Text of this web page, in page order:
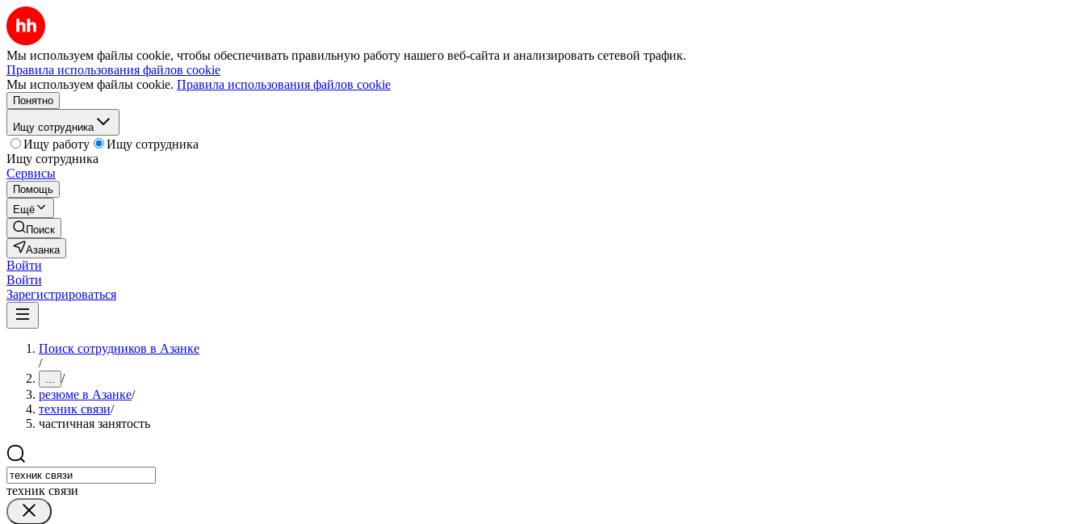
Мы используем файлы cookie, чтобы обеспечивать правильную работу нашего веб-сайта и анализировать сетевой трафик.
Правила использования файлов cookie
Мы используем файлы cookie. Правила использования файлов cookie
Понятно
Ищу сотрудника
Ищу работу
Ищу сотрудника
Ищу сотрудника
Сервисы
Помощь
Ещё
Поиск
Азанка
Войти
Войти
Зарегистрироваться
Поиск сотрудников в Азанке
/
... /
резюме в Азанке/
техник связи/
частичная занятость
техник связи